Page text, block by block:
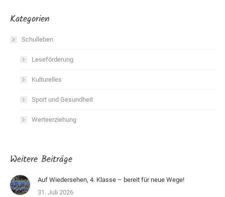
Kategorien
Schulleben
Leseförderung
Kulturelles
Sport und Gesundheit
Werteerziehung
Weitere Beiträge
Auf Wiedersehen, 4. Klasse – bereit für neue Wege!
31. Juli 2026